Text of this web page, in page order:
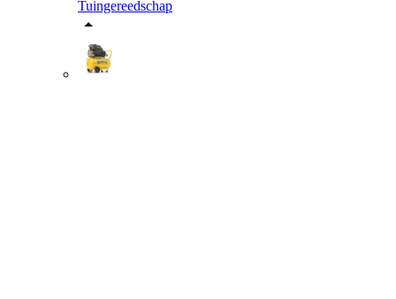
Tuingereedschap